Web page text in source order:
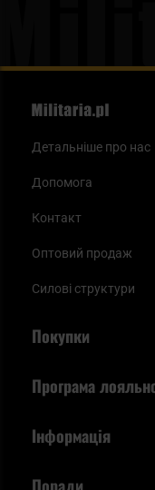
Детальніше про нас
Допомога
Контакт
Оптовий продаж
Силові структури
Покупки
Способи оплати
Статус замовлення
Програма
Інформація